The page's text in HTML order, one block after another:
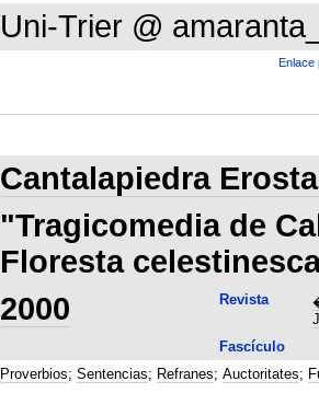
Uni-Trier @
Enlace
Cantalapiedra
"Tragicomedia de
Floresta
2000 Revista
Fascículo
Proverbios; Sentencias; Refranes; Auctoritates;